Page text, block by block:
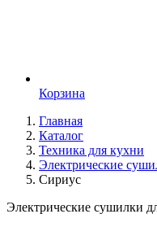
Корзина
Главная
Каталог
Техника для кухни
Электрические
Сириус
Электрические сушилки